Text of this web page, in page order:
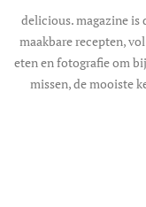
delicious. magazine is
maakbare recepten,
eten en fotografie om
missen, de mooiste